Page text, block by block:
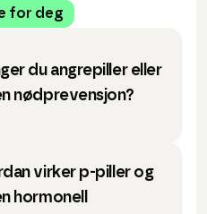
for deg
du angrepiller eller
nødprevensjon?
virker p-piller og
hormonell